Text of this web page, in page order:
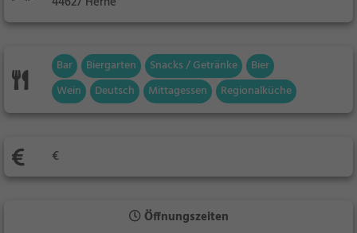
Bar Biergarten Snacks / Getränke
Bier
Wein
Deutsch Mittagessen Regionalküche
€
Öffnungszeiten